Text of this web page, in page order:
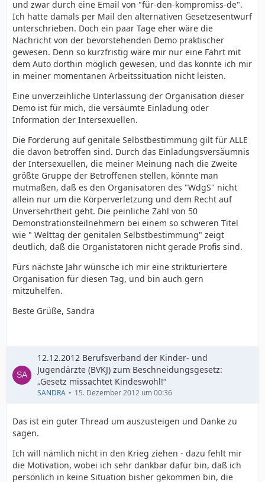
und zwar durch eine Email von "für-den-kompromiss-de".
Ich hatte damals per Mail den alternativen Gesetzesentwurf
unterschrieben. Doch ein paar Tage eher wäre die
Nachricht von der bevorstehenden Demo praktischer
gewesen. Denn so kurzfristig wäre mir nur eine Fahrt mit
dem Auto dorthin möglich gewesen, und das konnte ich mir
in meiner momentanen Arbeitssituation nicht leisten.
Eine unverzeihliche Unterlassung der Organisation dieser
Demo ist für mich, die versäumte Einladung oder
Information der Intersexuellen.
Die Forderung auf genitale Selbstbestimmung gilt für ALLE
die davon betroffen sind. Durch das Einladungsversäumnis
der Intersexuellen, die meiner Meinung nach die Zweite
größte Gruppe der Betroffenen stellen, könnte man
mutmaßen, daß es den Organisatoren des "WdgS" nicht
allein nur um die Körperverletzung und dem Recht auf
Unversehrtheit geht. Die peinliche Zahl von 50
Demonstrationsteilnehmern bei einem so schweren Titel
wie " Welttag der genitalen Selbstbestimmung" zeigt
deutlich, daß die Organistatoren nicht gerade Profis sind.
Fürs nächste Jahr wünsche ich mir eine strikturiertere
Organisation für diesen Tag, und bin auch gern
mitzuhelfen.
Beste Grüße, Sandra
12.12.2012 Berufsverband der Kinder- und
Jugendärzte (BVKJ) zum Beschneidungsgesetz:
„Gesetz missachtet Kindeswohl!“
SANDRA 15. Dezember 2012 um 00:36
Das ist ein guter Thread um auszusteigen und Danke zu
sagen.
Ich will nämlich nicht in den Krieg ziehen - dazu fehlt mir
die Motivation, wobei ich sehr dankbar dafür bin, daß ich
persönlich in keine Situation bisher gekommen bin, die